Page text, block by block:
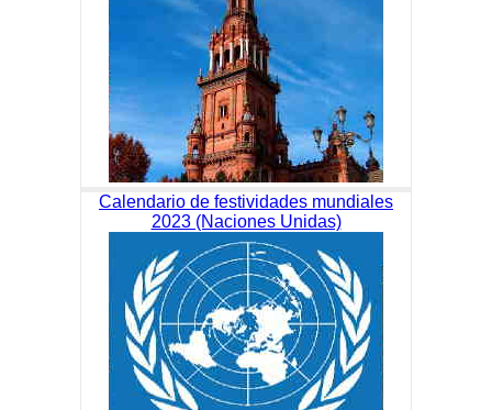
Calendario de festividades mundiales
2023 (Naciones Unidas)